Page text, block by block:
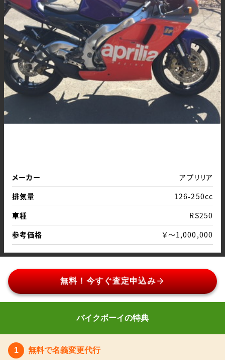
メーカー
アプリリア
排気量
126-250cc
車種
RS250
参考価格
￥～1,000,000
無料！今すぐ査定申込みarrow_forward
バイクボーイの特典
無料で名義変更代行